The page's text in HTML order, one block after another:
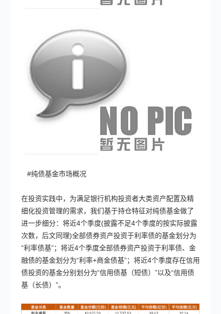
#纯债基金市场概况
在投资实践中，为满足银行机构投资者大类资产配置及精
细化投资管理的需求，我们基于持仓特征对纯债基金做了
进一步细分：将近4个季度(披露不足4个季度的按实际披露
次数，后文同理)全部债券资产投资于利率债的基金划分为
“利率债基”；将近4个季度全部债券资产投资于利率债、金
融债的基金划分为“利率+商金债基”；将近4个季度存在信用
债投资的基金分别划分为“信用债基（短债）”以及“信用债
基（长债）”。